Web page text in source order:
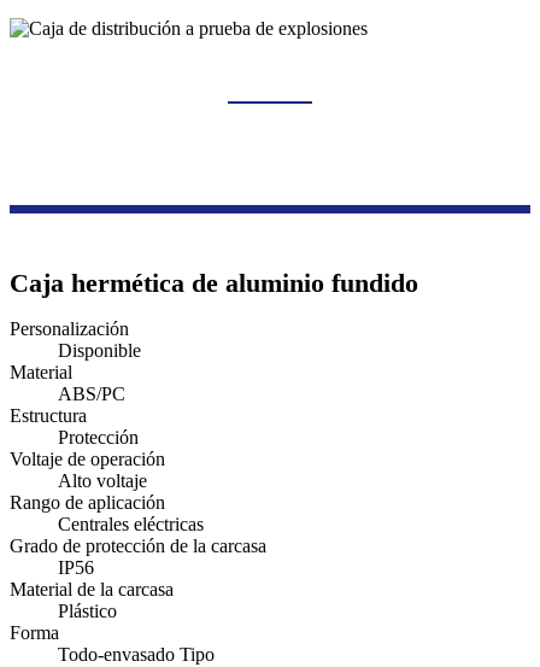
Caja hermética de aluminio fundido
Personalización
Disponible
Material
ABS/PC
Estructura
Protección
Voltaje de operación
Alto voltaje
Rango de aplicación
Centrales eléctricas
Grado de protección de la carcasa
IP56
Material de la carcasa
Plástico
Forma
Todo-envasado Tipo